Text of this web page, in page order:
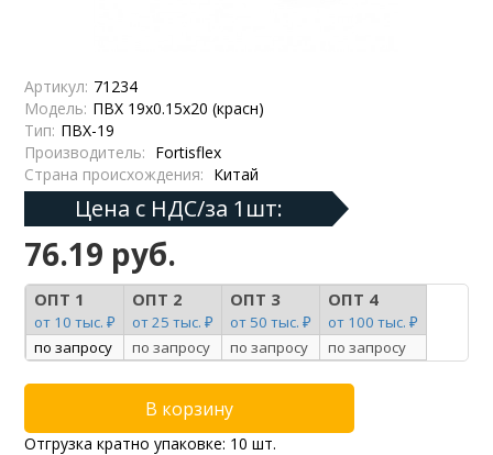
Артикул: 71234
Модель: ПВХ 19х0.15х20 (красн)
Тип: ПВХ-19
Производитель: Fortisflex
Страна происхождения: Китай
Цена с НДС/за 1шт:
76.19 руб.
ОПТ 1
от 10 тыс. ₽
ОПТ 2
от 25 тыс. ₽
ОПТ 3
от 50 тыс. ₽
ОПТ 4
от 100 тыс. ₽
по запросу
по запросу по запросу по запросу
Отгрузка кратно упаковке: 10 шт.